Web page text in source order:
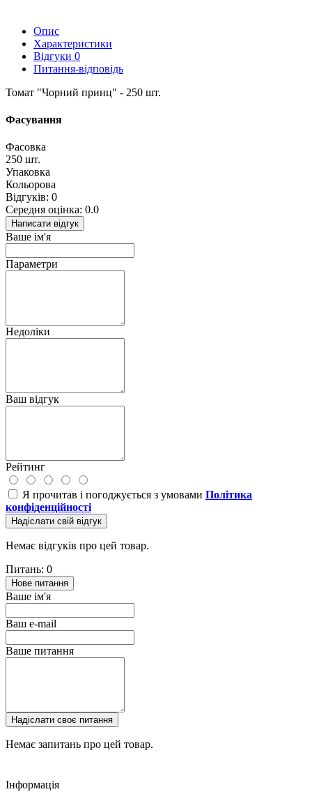
Опис
Характеристики
Відгуки 0
Питання-відповідь
Томат "Чорний принц" - 250 шт.
Фасування
Фасовка
250 шт.
Упаковка
Кольорова
Відгуків: 0
Середня оцінка: 0.0
Написати відгук
Ваше ім'я
Параметри
Недоліки
Ваш відгук
Рейтинг
Я прочитав і погоджується з умовами Політика
конфіденційності
Надіслати свій відгук
Немає відгуків про цей товар.
Питань: 0
Нове питання
Ваше ім'я
Ваш e-mail
Ваше питання
Надіслати своє питання
Немає запитань про цей товар.
Інформація